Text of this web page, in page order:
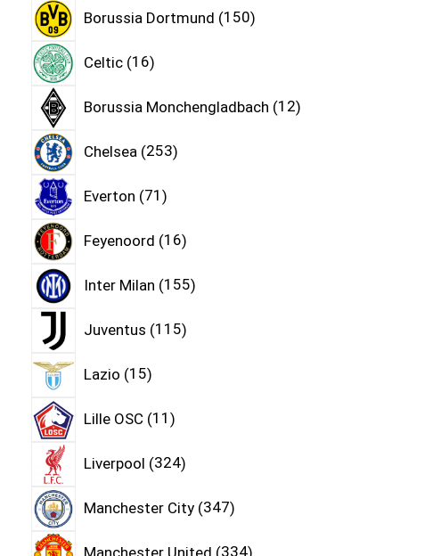
Borussia Dortmund 150
Celtic 16
Borussia Monchengladbach 12
Chelsea 253
Everton 71
Feyenoord 16
Inter Milan 155
Juventus 115
Lazio 15
Lille OSC 11
Liverpool 324
Manchester City 347
Manchester United 334